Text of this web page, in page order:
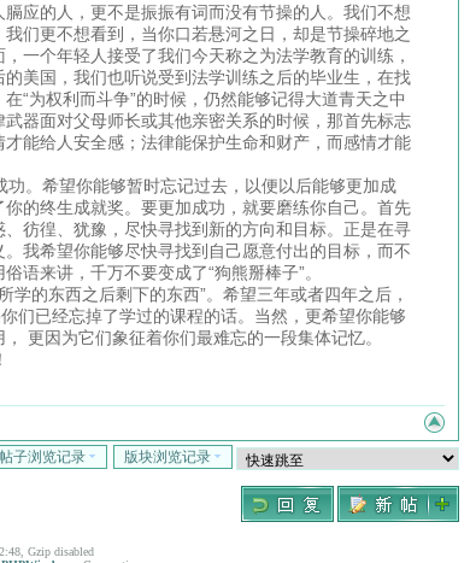
应的人，更不是振振有词而没有节操的人。我们不想
们更不想看到，当你口若悬河之日，却是节操碎地之
一个年轻人接受了我们今天称之为法学教育的训练，
美国，我们也听说受到法学训练之后的毕业生，在找
“为权利而斗争”的时候，仍然能够记得大道青天之中
器面对父母师长或其他亲密关系的时候，那首先标志
能给人安全感；法律能保护生命和财产，而感情才能
。希望你能够暂时忘记过去，以便以后能够更加成
的终生成就奖。要更加成功，就要磨练你自己。首先
彷徨、犹豫，尽快寻找到新的方向和目标。正是在寻
我希望你能够尽快寻找到自己愿意付出的目标，而不
语来讲，千万不要变成了“狗熊掰棒子”。
的东西之后剩下的东西”。希望三年或者四年之后，
们已经忘掉了学过的课程的话。当然，更希望你能够
更因为它们象征着你们最难忘的一段集体记忆。
帖子浏览记录 版块浏览记录
Gzip disabled